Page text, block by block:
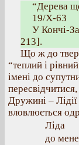
“Дерева
19/Х-63
У Кончі-
213].
Що ж до
“теплий і
імені до
Дружині –
вловлюється
Ліда
до мене